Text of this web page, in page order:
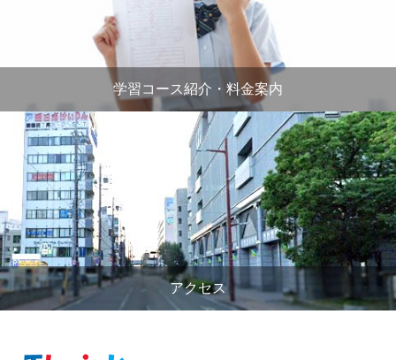
学習コース紹介・料金案内
アクセス